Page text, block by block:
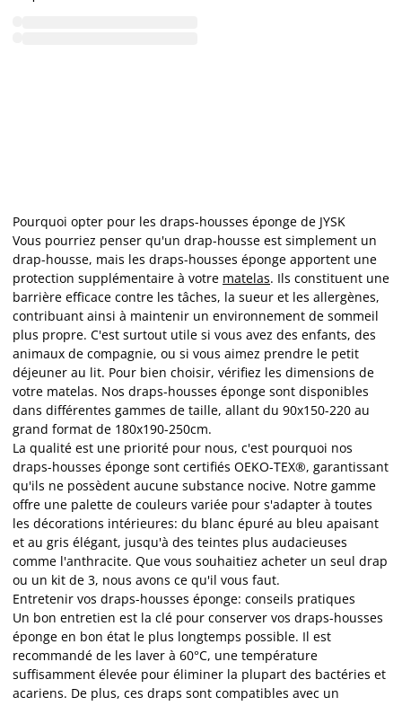
Pourquoi opter pour les draps-housses éponge de JYSK
Vous pourriez penser qu'un drap-housse est simplement un
drap-housse, mais les draps-housses éponge apportent une
protection supplémentaire à votre matelas. Ils constituent une
barrière efficace contre les tâches, la sueur et les allergènes,
contribuant ainsi à maintenir un environnement de sommeil
plus propre. C'est surtout utile si vous avez des enfants, des
animaux de compagnie, ou si vous aimez prendre le petit
déjeuner au lit. Pour bien choisir, vérifiez les dimensions de
votre matelas. Nos draps-housses éponge sont disponibles
dans différentes gammes de taille, allant du 90x150-220 au
grand format de 180x190-250cm.
La qualité est une priorité pour nous, c'est pourquoi nos
draps-housses éponge sont certifiés OEKO-TEX®, garantissant
qu'ils ne possèdent aucune substance nocive. Notre gamme
offre une palette de couleurs variée pour s'adapter à toutes
les décorations intérieures: du blanc épuré au bleu apaisant
et au gris élégant, jusqu'à des teintes plus audacieuses
comme l'anthracite. Que vous souhaitiez acheter un seul drap
ou un kit de 3, nous avons ce qu'il vous faut.
Entretenir vos draps-housses éponge: conseils pratiques
Un bon entretien est la clé pour conserver vos draps-housses
éponge en bon état le plus longtemps possible. Il est
recommandé de les laver à 60°C, une température
suffisamment élevée pour éliminer la plupart des bactéries et
acariens. De plus, ces draps sont compatibles avec un